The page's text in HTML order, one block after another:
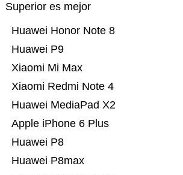
Superior es mejor
Huawei P8max
Huawei P8
Apple iPhone 6 Plus
Huawei MediaPad X2
Xiaomi Redmi Note 4
Xiaomi Mi Max
Huawei P9
Huawei Honor Note 8